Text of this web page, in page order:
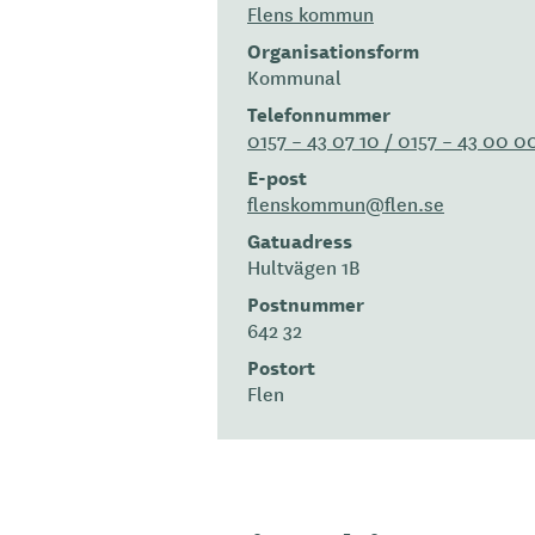
Flens kommun
Organisationsform
Kommunal
Telefonnummer
0157 – 43 07 10 / 0157 – 43 00
E-post
flenskommun@flen.se
Gatuadress
Hultvägen 1B
Postnummer
642 32
Postort
Flen